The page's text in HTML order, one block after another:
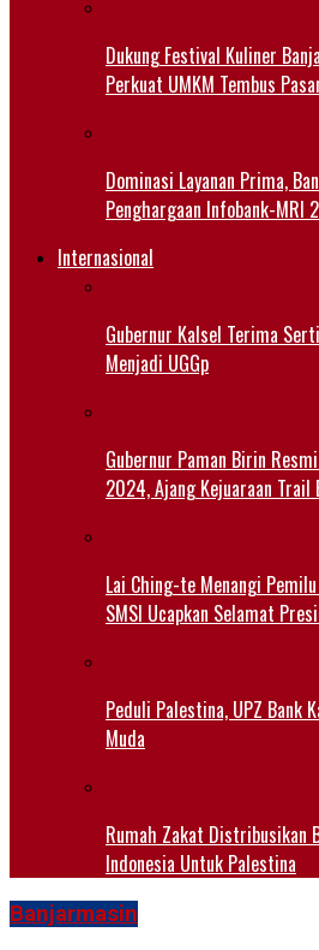
Dukung Festival Kuliner
Perkuat UMKM Tembus
Dominasi Layanan Prima,
Penghargaan Infobank-MRI
Internasional
Gubernur Kalsel Terima
Menjadi UGGp
Gubernur Paman Birin
2024, Ajang Kejuaraan
Lai Ching-te Menangi
SMSI Ucapkan Selamat
Peduli Palestina, UPZ Bank
Muda
Rumah Zakat Distribusikan
Indonesia Untuk Palestina
Banjarmasin